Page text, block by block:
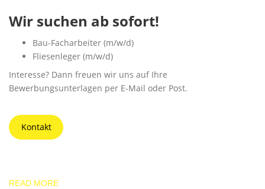
Wir suchen ab sofort!
Bau-Facharbeiter (m/w/d)
Fliesenleger (m/w/d)
Interesse? Dann freuen wir uns auf Ihre
Bewerbungsunterlagen per E-Mail oder Post.
Kontakt
READ MORE